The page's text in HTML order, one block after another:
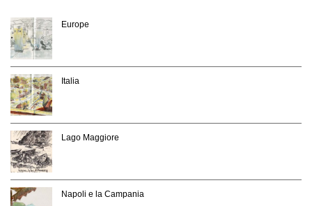
Europe
Italia
Lago Maggiore
Napoli e la Campania